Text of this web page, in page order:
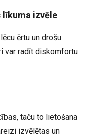
līkuma izvēle
ērtu un drošu
var radīt diskomfortu
taču to lietošana
izvēlētas un